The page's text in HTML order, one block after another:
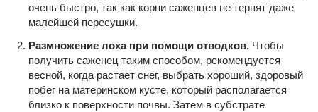
очень быстро, так как корни саженцев не терпят даже
малейшей пересушки.
Размножение лоха при помощи отводков. Чтобы
получить саженец таким способом, рекомендуется
весной, когда растает снег, выбрать хороший, здоровый
побег на материнском кусте, который располагается
близко к поверхности почвы. Затем в субстрате